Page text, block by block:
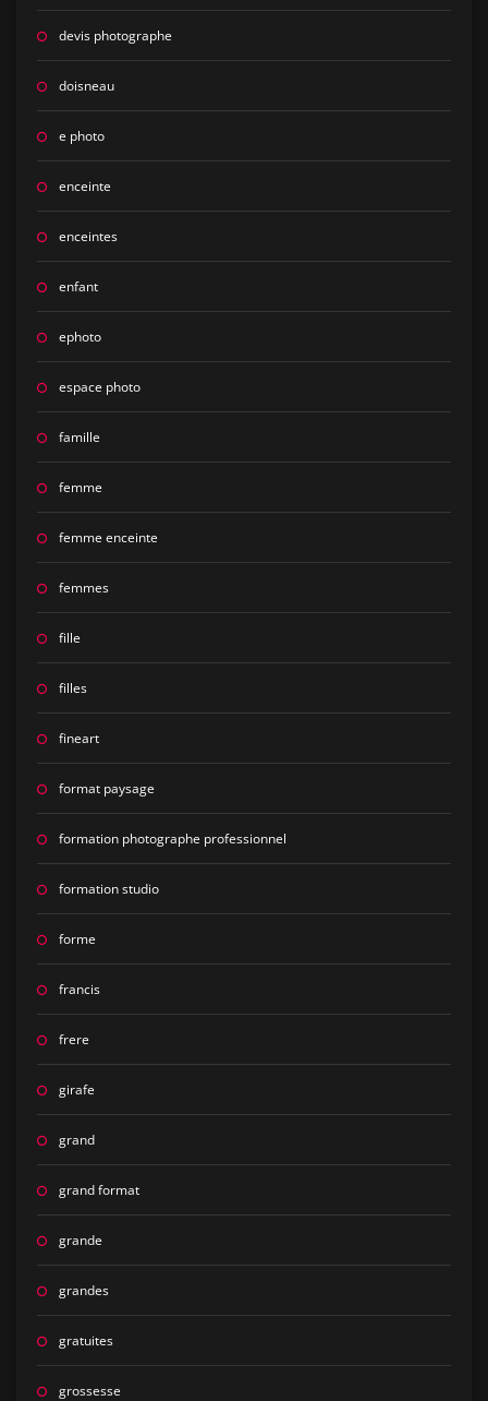
devis photographe
doisneau
e photo
enceinte
enceintes
enfant
ephoto
espace photo
famille
femme
femme enceinte
femmes
fille
filles
fineart
format paysage
formation photographe professionnel
formation studio
forme
francis
frere
girafe
grand
grand format
grande
grandes
gratuites
grossesse